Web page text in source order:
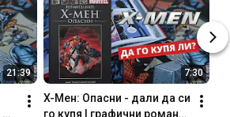
21:39 7:30
X-Мен: Опасни - дали да си
го купя | графични романи